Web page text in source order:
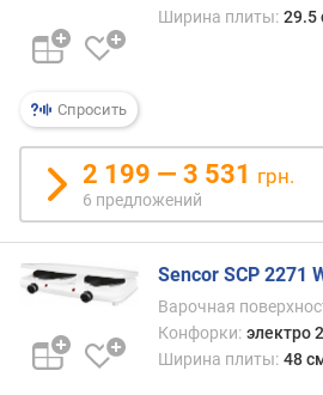
о
ж
н
и
ъ
м
д
Спросить
Ширина плиты: 29.5
2 199 — 3 531 грн.
6 предложений
Sencor SCP 2271
Варочная
Конфорки: электро
Ширина плиты: 48